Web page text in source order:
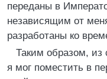
переданы в
независящим от
разработаны ко
Таким образом, из
я мог поместить в